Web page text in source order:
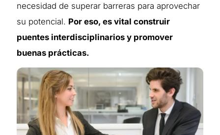
necesidad de superar barreras para aprovechar
su potencial. Por eso, es vital construir
puentes interdisciplinarios y promover
buenas prácticas.